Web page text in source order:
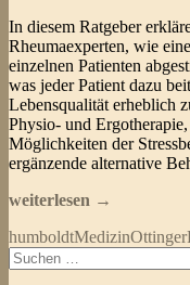
In diesem Ratgeber
Rheumaexperten, wie
einzelnen Patienten
was jeder Patient dazu
Lebensqualität erheblich
Physio- und
Möglichkeiten der
ergänzende alternative
Iris
Dr.
med.
weiterlesen →
humboldtMedizinOttinger
Suchen
nach: